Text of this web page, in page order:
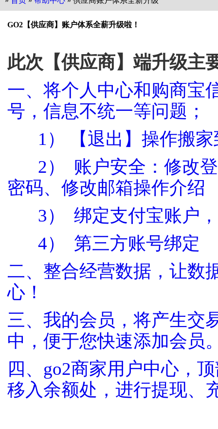
GO2【供应商】账户体系全薪升级啦！
此次【供应商】端升级主
一、将个人中心和购商宝
号，信息不统一等问题；
1） 【退出】操作搬
2） 账户安全：修改登
密码、修改邮箱操作介绍
3） 绑定支付宝账户
4） 第三方账号绑定
二、整合经营数据，让数
心！
三、我的会员，将产生交
中，便于您快速添加会员
四、 go2商家用户中心，
移入余额处，进行提现、